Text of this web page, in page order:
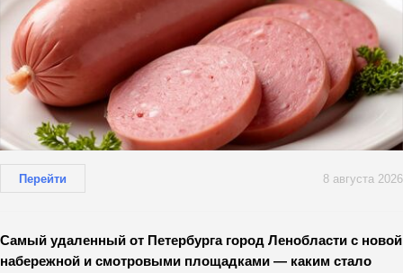
Перейти 8 августа 2026
Самый удаленный от Петербурга город Ленобласти с новой
набережной и смотровыми площадками — каким стало